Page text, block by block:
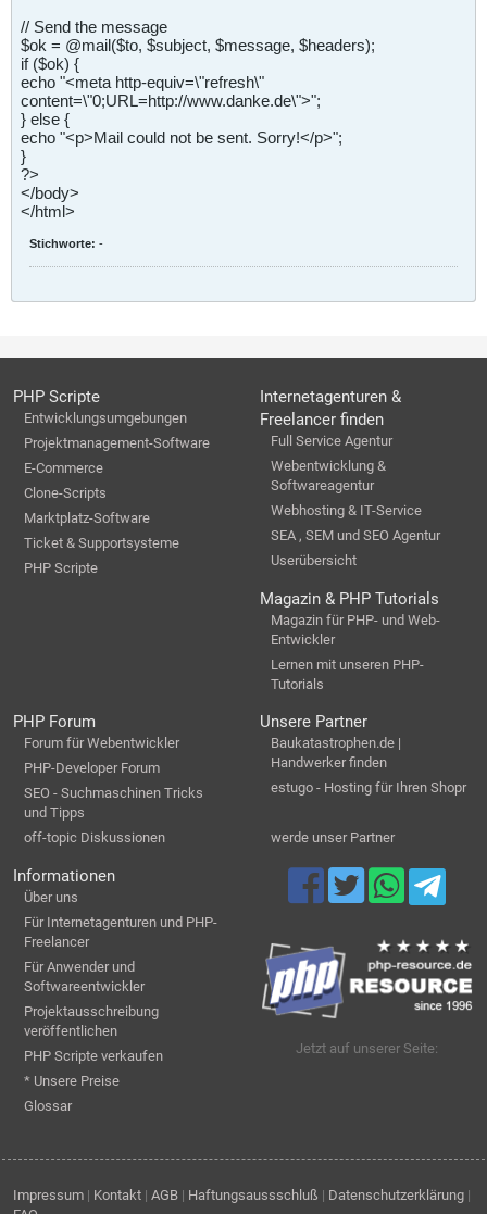
// Send the message
$ok = @mail($to, $subject, $message, $headers);
if ($ok) {
echo "<meta http-equiv=\"refresh\"
content=\"0;URL=http://www.danke.de\">";
} else {
echo "<p>Mail could not be sent. Sorry!</p>";
}
?>
</body>
</html>
Stichworte: -
PHP Scripte
Entwicklungsumgebungen
Projektmanagement-Software
E-Commerce
Clone-Scripts
Marktplatz-Software
Ticket & Supportsysteme
PHP Scripte
Internetagenturen &
Freelancer finden
Full Service Agentur
Webentwicklung &
Softwareagentur
Webhosting & IT-Service
SEA , SEM und SEO Agentur
Userübersicht
Magazin & PHP Tutorials
Magazin für PHP- und Web-
Entwickler
Lernen mit unseren PHP-
Tutorials
PHP Forum
Forum für Webentwickler
PHP-Developer Forum
SEO - Suchmaschinen Tricks
und Tipps
off-topic Diskussionen
Unsere Partner
Baukatastrophen.de |
Handwerker finden
estugo - Hosting für Ihren Shopr
werde unser Partner
Informationen
Über uns
Für Internetagenturen und PHP-
Freelancer
Für Anwender und
Softwareentwickler
Projektausschreibung
veröffentlichen
PHP Scripte verkaufen
* Unsere Preise
Glossar
Jetzt auf unserer Seite:
Impressum | Kontakt | AGB | Haftungsaussschluß | Datenschutzerklärung |